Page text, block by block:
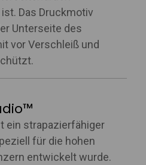
Das Druckmotiv
Unterseite des
vor Verschleiß und
ein strapazierfähiger
für die hohen
entwickelt wurde.